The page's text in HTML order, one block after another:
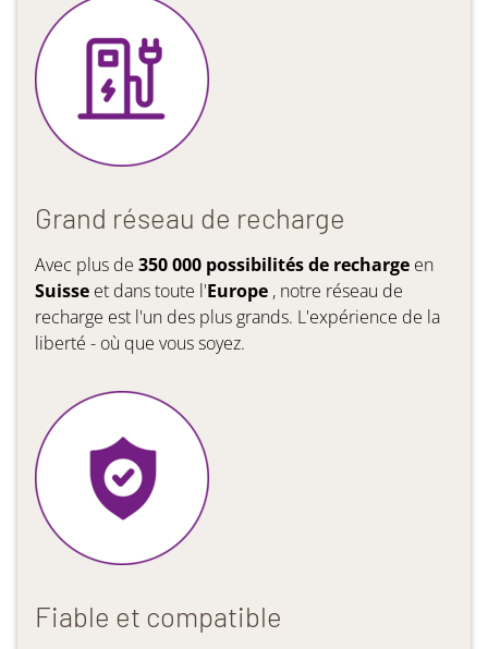
Grand réseau de recharge
Avec plus de 350 000 possibilités de recharge en
Suisse et dans toute l'Europe , notre réseau de
recharge est l'un des plus grands. L'expérience de la
liberté - où que vous soyez.
Fiable et compatible